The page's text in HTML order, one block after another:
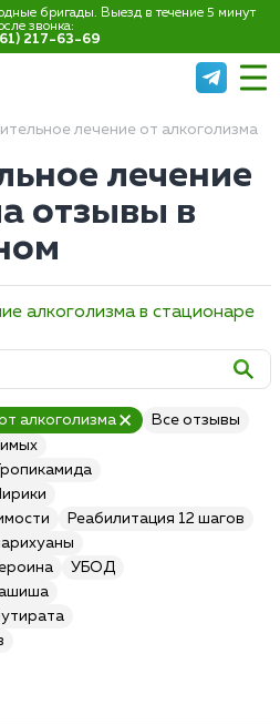
бригады. Выезд в течение 5 минут
звонка:
217-63-69
лечение от алкоголизма
лечение
отзывы в
алкоголизма в стационаре
алкоголизма
Все отзывы
Реабилитация 12 шагов
УБОД